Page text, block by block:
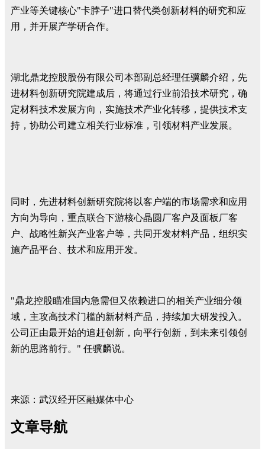
产业等关键核心"卡脖子"进口替代类创新材料的研究和应
用，并开展产学研合作。
湖北鼎龙控股股份有限公司本部副总经理任骥麟介绍，先
进材料创新研究院建成后，将通过行业前沿技术研究，确
定材料技术发展方向，实施技术产业化转移，提供技术支
持，协助公司建立相关行业标准，引领材料产业发展。
同时，先进材料创新研究院将以客户端的市场需求和应用
方向为导向，重点联合下游核心晶圆厂客户及面板厂客
户、战略性新兴产业客户等，共同开发材料产品，组织实
施产品平台、技术和应用开发。
"鼎龙控股瞄准国内急需但又依赖进口的相关产业细分领
域，主攻高技术门槛的新材料产品，持续加大研发投入。
公司正由最开始的追赶创新，向平行创新，到未来引领创
新的思路前行。" 任骥麟说。
来源：武汉经开区融媒体中心
文章导航